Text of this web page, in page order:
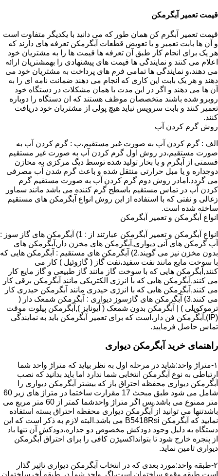
قیمت تعمیر آبگرمکن
قیمت تعمیر آبگرم کن همان طور که می دانید با یکدیگر متفاوت است
و آن ها بابت تعمیر و یا تعویض قطعات آبگرمکن تعرفه های دارند که
هر یک برای انجام کار طبق آن تعرفه ها قیمت ها را به مشتریان خود
اعلام می کنند و نمایندگی ها قیمت های پیشنهادی را بهمشتریان ارائه
می دهند،و نمایندگی ها تمامی فرم های پرداخت به مشتریان خود می
دهند و هر یک بابت این کاری که انجام می دهند ضمانت نامه ای را به
آن ها می دهند و اگر در این مدت با همان مشکلات در دستگاه خود
روبرو شده باشند متخصصان موظف هستند که ان دستگاه را دوباره
تعمیر کنند و بابت سرویس نباید هیچ پولی از مشتریان خود دریافت
کنند.
روش گرم کردن آب
الف : گرم کردن آب به صورت غیر مستقیم،ب : گرم کردن آب به
صورت مستقیم،در روش اول گرم کردن آب به صورت غیر مستقیم
قسمتی از آبگرم و یا بخار تولید شده توسط دیگ مرکزی به مخازن
دوجداره و یا مبل حرارتی منتقل شده و باعث گرم شدن آب مصرفی
می گردد.امادر روش دوم گرم کردن آب به صورت مستقیم گرم
کردن آب در تماس مستقیم باسطح گرم کننده می باشد مانند سماور
زغالی و نفتی که با استفاده از این روش انواع آبگرمکن های مستقیم
ساخته شده است.
انواع آبگرمکن و تعمیر آبگرمکن
انواع آبگرمکن و تعمیر آبگرمکن عبارتند از : 1) آبگرمکن های گاز سوز :
آب گرمکن های آنی دیواری,آبگرمکن های مخزن دار,آبگرمکن های
بدون مخزن نیز می گویند.2) آبگرمکن های مستقیم : آبگرمکن هایی که
با سوخت مایع مانند نفت سفید،نفت گاز ( گازوئیل ) کار می
کنند,آبگرمکن هایی که با سوخت گاز مانند گاز طبیعی و گاز مایع کار
می کنند,آبگرمکن هایی که با انرژی الکتریکی مانند آبگرمکن برقی کار
می کنند,آبگرمکن هایی که با انرژی حیدری مانند آبگرمکن حیدری کار
می کنند.3) آبگرمکن های گازسوز دیواری : آبگرمکن شمعک دار (
ترموکوپلی ) | آبگرمکن بدون شمعک ( آیونایز ),آبگرمکن پیلوت موقت
(IP),آبگرمکن فن دار،است که برای تعمیر آبگرمکن باید به نمایندگی
تماس حاصل فرمایید.
راهنمای خرید آبگرمکن دیواری
۱-متراژ واحد:شاید در مرحله اول به نظر بیاید که متراژ واحد شما
ارتباطی به نوع آبگرمکن انتخابی شما ندارد اما باید بدانید که نصب
آبگرمکن دیواری محفظه احتراق باز که بیشتر آبگرمکن دیواری را
شامل می شود طبق مبحث 17 مقرارت ساختما در متراژ های زیر 60
متر ممنوع می باشد.پس اگر متراژ واحدشما کمتر از 60 متر مربع می
باشدتنها می توانید از آبگرمکن دیواری محفظه احتراق بسته استفاده
نمایید که آبگرمکن B5418Rsi می باشد.البته لازم به ذکر است که این
دستگاه به دلیل وجود دودکش مخصوص دو جداره،دودکش آن تنها باد
از پنجره خارج شود تا بتوانداکسیژن کافی را برای احتراق آبگرمکن
دیواری تامین نماید.
۲-طبقه واحد:مورد بعدی که در انتخاب آبگرمکن دیواری تاثیر گذار
است طبقه وقوع ساختمان است،اگر واحد شما در طبقه آخرساختمان